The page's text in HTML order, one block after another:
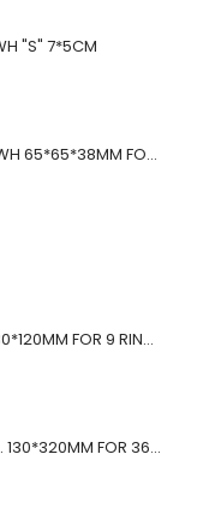
"S" 7*5CM
BERNS Geschenkbox GO-WH 65*65*38MM FOR SMALL SETS
BERNS ACR.RING HOLDER 180*120MM FOR 9 RINGS
BERNS ACR.OHRRINGE DISP. 130*320MM FOR 36 PAIRS